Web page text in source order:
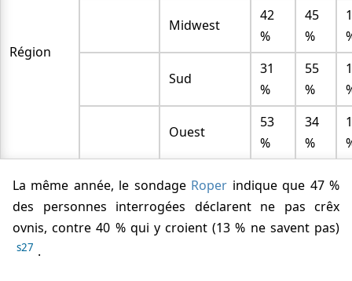
Région
Midwest
42
%
45
%
Sud
31
%
55
%
Ouest
53
%
34
%
La même année, le sondage Roper indique que 47 %
des personnes interrogées déclarent ne pas crêx
ovnis, contre 40 % qui y croient (13 % ne savent pas)
s27 .